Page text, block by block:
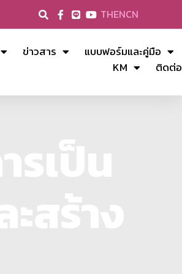
THENCN
ข่าวสาร
แบบฟอร์มและคู่มือ
KM
ติดต่อ